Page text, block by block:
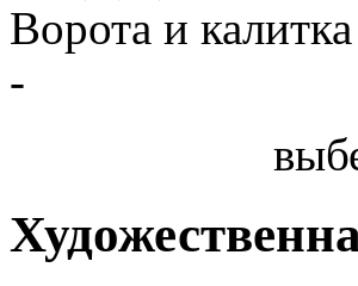
Ворота и
-